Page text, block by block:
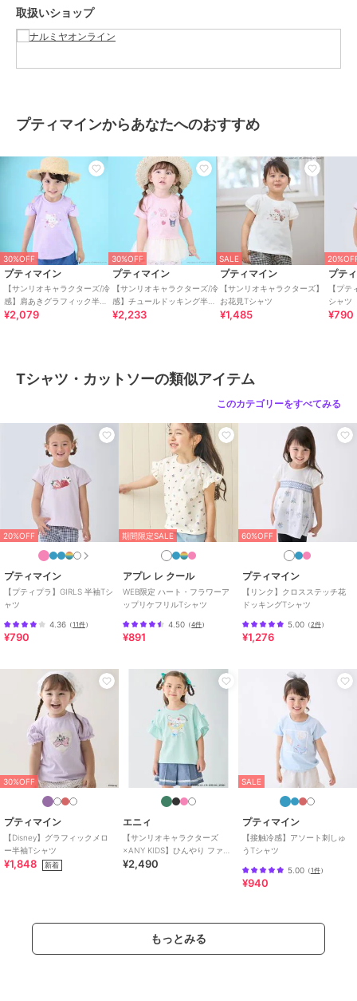
カラー
素材
本体：綿60%
リブ部分：ポリエステル37%
リブ部分：ポリウレタン5%
商品のお取り扱い方法
お手入れ
洗濯方法は商品タグをご確認くだ
特徴
トップス
プリント柄 /半袖
Tシャツ・カットソー
プリント柄/半袖
原産国 中国
取扱いショップ
プティマインからあなたへのおすすめ
30%OFF
プティマイン
【サンリオキャラクターズ/冷
感】肩あきグラフィック半袖
Tシャツ
¥2,079
30%OFF
プティマイン
【サンリオキャラクターズ/冷
感】チュールドッキング半袖
Tシャツ
¥2,233
SALE
プティマイン
【サンリオキャラクターズ】
お花見Tシャツ
¥1,485
プテ
【プ
シャツ
¥790
Tシャツ・カットソーの類似アイテム
このカテゴリーをすべてみる
20%OFF
プティマイン
【プティプラ】GIRLS 半袖Tシ
ャツ
4.36 （11件）
¥790
期間限定SALE
アプレ レ クール
WEB限定 ハート・フラワーア
ップリケフリルTシャツ
4.50 （4件）
¥891
60%OFF
プティマイン
【リンク】クロスステッチ花
ドッキングTシャツ
5.00（2件）
¥1,276
30%OFF
プティマイン
【Disney】グラフィックメロ
ー半袖Tシャツ
¥1,848 新着
エニィ
【サンリオキャラクターズ
×ANY KIDS】ひんやり ファン
シーフリル袖Tシャツ
¥2,490
SALE
プティマイン
【接触冷感】アソート刺しゅ
うTシャツ
5.00（1件）
¥940
もっとみる